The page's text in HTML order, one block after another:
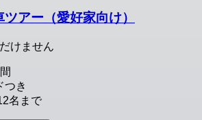
ツアー（愛好家向け）
けません
つき
名まで